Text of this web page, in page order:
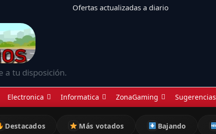
Ofertas actualizadas a diario
a tu disposición.
Electronica Informatica ZonaGaming Sugerencias
Destacados Más votados Bajando